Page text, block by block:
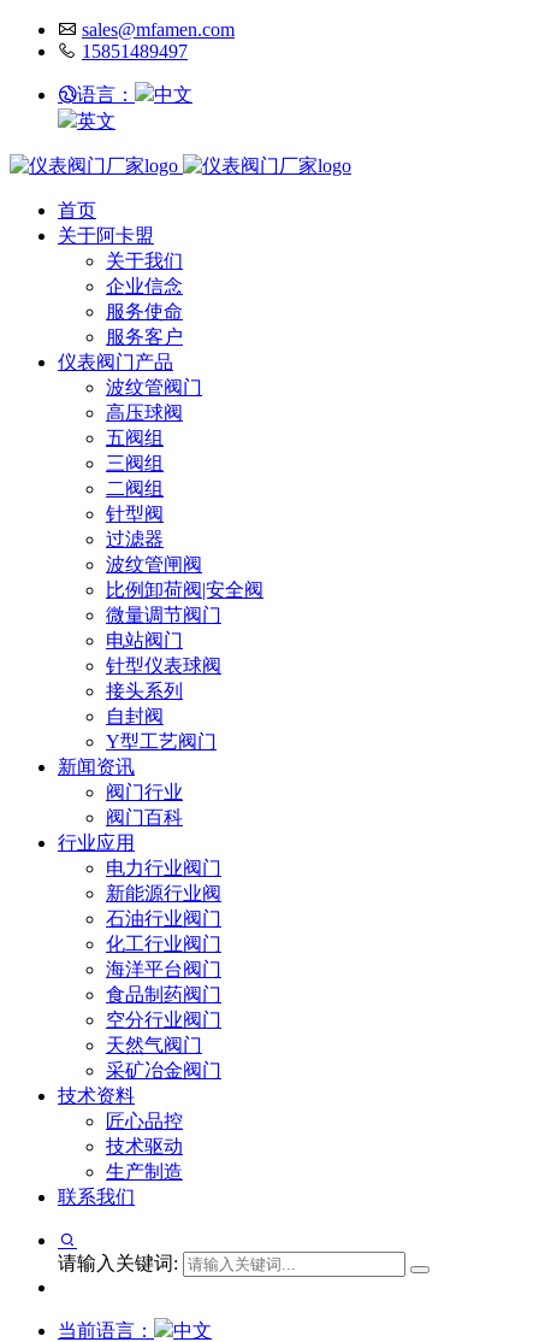
sales@mfamen.com
15851489497
语言：
中文
英文
首页
关于阿卡盟
关于我们
企业信念
服务使命
服务客户
仪表阀门产品
波纹管阀门
高压球阀
五阀组
三阀组
二阀组
针型阀
过滤器
波纹管闸阀
比例卸荷阀|安全阀
微量调节阀门
电站阀门
针型仪表球阀
接头系列
自封阀
Y型工艺阀门
新闻资讯
阀门行业
阀门百科
行业应用
电力行业阀门
新能源行业阀
石油行业阀门
化工行业阀门
海洋平台阀门
食品制药阀门
空分行业阀门
天然气阀门
采矿冶金阀门
技术资料
匠心品控
技术驱动
生产制造
联系我们
请输入关键词:
当前语言：
中文